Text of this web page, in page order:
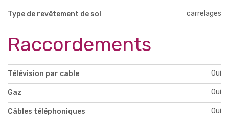
Type de revêtement de sol carrelages
Raccordements
Télévision par cable Oui
Gaz Oui
Câbles téléphoniques Oui